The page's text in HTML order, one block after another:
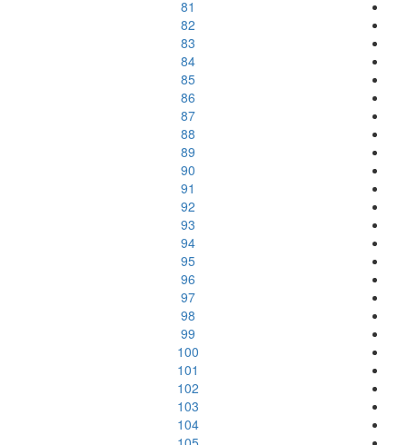
81
82
83
84
85
86
87
88
89
90
91
92
93
94
95
96
97
98
99
100
101
102
103
104